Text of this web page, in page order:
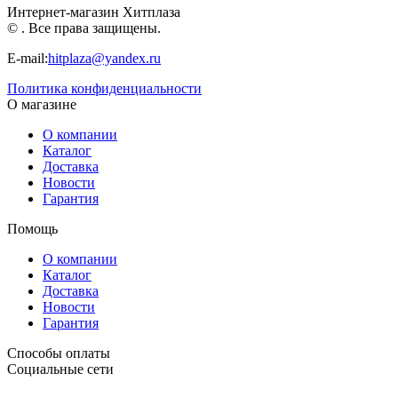
Интернет-магазин Хитплаза
© . Все права защищены.
E-mail:hitplaza@yandex.ru
Политика конфиденциальности
О магазине
О компании
Каталог
Доставка
Новости
Гарантия
Помощь
О компании
Каталог
Доставка
Новости
Гарантия
Способы оплаты
Социальные сети